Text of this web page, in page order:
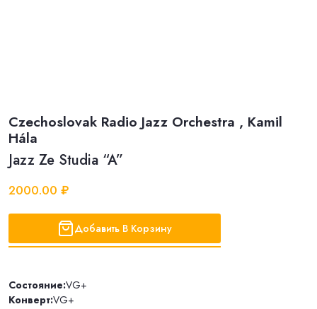
Czechoslovak Radio Jazz Orchestra , Kamil
Hála
Jazz Ze Studia “A”
2000.00 ₽
Добавить В Корзину
Состояние:VG+
Конверт:VG+